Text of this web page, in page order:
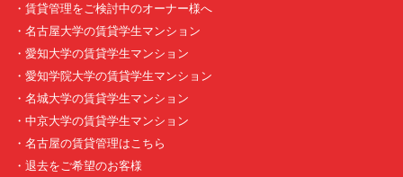
・賃貸管理をご検討中のオーナー様へ
・名古屋大学の賃貸学生マンション
・愛知大学の賃貸学生マンション
・愛知学院大学の賃貸学生マンション
・名城大学の賃貸学生マンション
・中京大学の賃貸学生マンション
・名古屋の賃貸管理はこちら
・退去をご希望のお客様